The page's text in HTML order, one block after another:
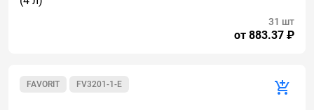
от 883.37 ₽
31 шт
FV3201-1-E
FAVORIT